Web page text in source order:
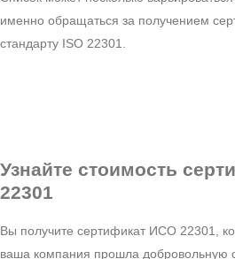
именно обращаться за получением
стандарту ISO 22301.
Узнайте стоимость
22301
Вы получите сертификат ИСО 22301,
ваша компания прошла добровольную